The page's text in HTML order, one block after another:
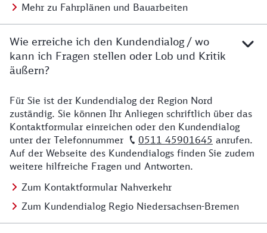
Mehr zu Fahrplänen und Bauarbeiten
Wie erreiche ich den Kundendialog / wo
kann ich Fragen stellen oder Lob und Kritik
äußern?
Details zu Kontakt
Für Sie ist der Kundendialog der Region Nord
zuständig. Sie können Ihr Anliegen schriftlich über das
Kontaktformular einreichen oder den Kundendialog
unter der Telefonnummer
0511 45901645 anrufen.
Auf der Webseite des Kundendialogs finden Sie zudem
weitere hilfreiche Fragen und Antworten.
Zum Kontaktformular Nahverkehr
Zum Kundendialog Regio Niedersachsen-Bremen